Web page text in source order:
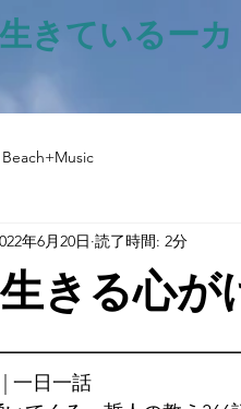
きているー​
きる心が
年6月20日 読了時間: 2分
と評価されています。
一日一話